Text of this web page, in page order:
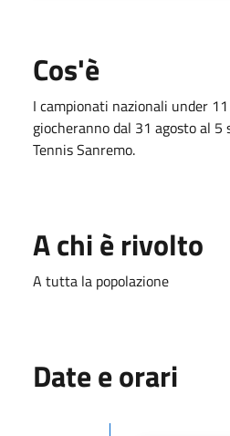
Cos'è
I campionati nazionali under
giocheranno dal 31 agosto al 5
Tennis Sanremo.
A chi è rivolto
A tutta la popolazione
Date e orari